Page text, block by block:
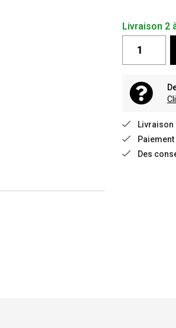
Livraison 2
Livraison
Des